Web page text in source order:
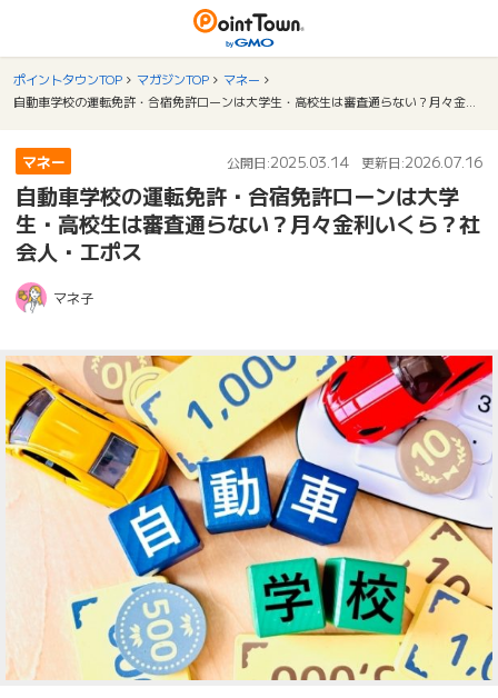
ポイントタウンTOP マガジンTOP
マネー
マネー 公開日:2025.03.14 更新日:2026.07.16
自動車学校の運転免許・合宿免許ローンは大学
生・高校生は審査通らない？月々金利いくら？社
会人・エポス
マネ子